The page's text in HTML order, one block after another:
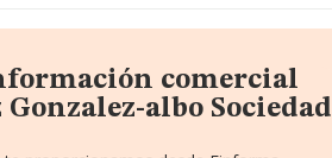
comercial
albo Sociedad